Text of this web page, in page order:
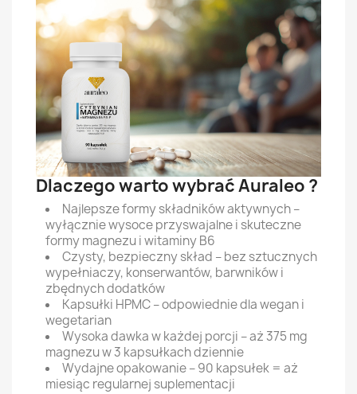
Dlaczego warto wybrać Auraleo ?
Najlepsze formy składników aktywnych –
wyłącznie wysoce przyswajalne i skuteczne
formy magnezu i witaminy B6
Czysty, bezpieczny skład – bez sztucznych
wypełniaczy, konserwantów, barwników i
zbędnych dodatków
Kapsułki HPMC – odpowiednie dla wegan i
wegetarian
Wysoka dawka w każdej porcji – aż 375 mg
magnezu w 3 kapsułkach dziennie
Wydajne opakowanie – 90 kapsułek = aż
miesiąc regularnej suplementacji